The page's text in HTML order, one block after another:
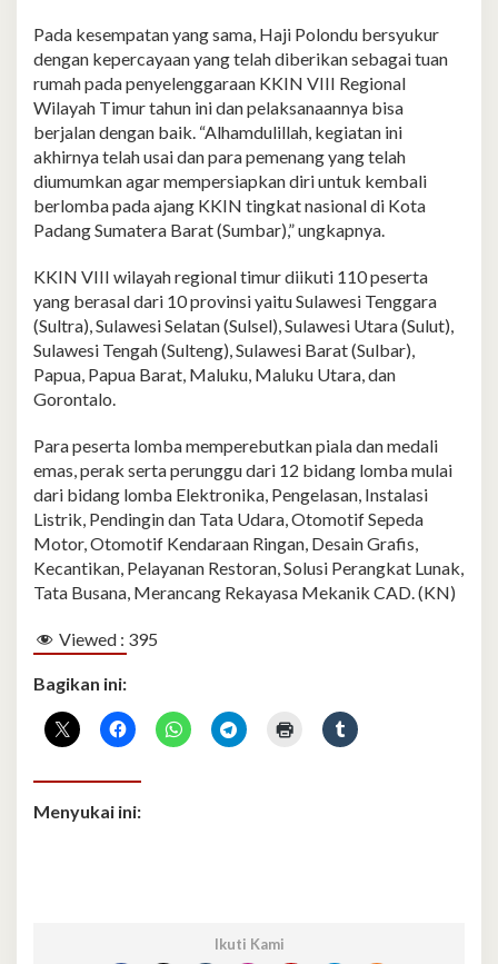
Pada kesempatan yang sama, Haji Polondu bersyukur
dengan kepercayaan yang telah diberikan sebagai tuan
rumah pada penyelenggaraan KKIN VIII Regional
Wilayah Timur tahun ini dan pelaksanaannya bisa
berjalan dengan baik. “Alhamdulillah, kegiatan ini
akhirnya telah usai dan para pemenang yang telah
diumumkan agar mempersiapkan diri untuk kembali
berlomba pada ajang KKIN tingkat nasional di Kota
Padang Sumatera Barat (Sumbar),” ungkapnya.
KKIN VIII wilayah regional timur diikuti 110 peserta
yang berasal dari 10 provinsi yaitu Sulawesi Tenggara
(Sultra), Sulawesi Selatan (Sulsel), Sulawesi Utara (Sulut),
Sulawesi Tengah (Sulteng), Sulawesi Barat (Sulbar),
Papua, Papua Barat, Maluku, Maluku Utara, dan
Gorontalo.
Para peserta lomba memperebutkan piala dan medali
emas, perak serta perunggu dari 12 bidang lomba mulai
dari bidang lomba Elektronika, Pengelasan, Instalasi
Listrik, Pendingin dan Tata Udara, Otomotif Sepeda
Motor, Otomotif Kendaraan Ringan, Desain Grafis,
Kecantikan, Pelayanan Restoran, Solusi Perangkat Lunak,
Tata Busana, Merancang Rekayasa Mekanik CAD. (KN)
Viewed : 395
Bagikan ini:
Menyukai ini:
Ikuti Kami